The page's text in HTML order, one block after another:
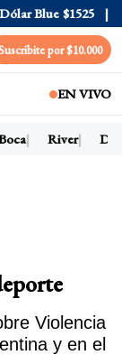
Blue $1525
por $10.000
EN VIVO
River
Violencia
y en el